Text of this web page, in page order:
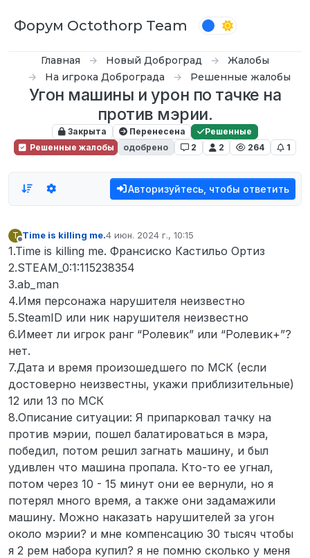
Форум Octothorp Team
Главная Новый Доброград
Жалобы
На игрока Доброграда
Решенные жалобы
Угон машины и урон по тачке на
против мэрии.
Закрыта Перенесена
Решенные
Решенные жалобы
одобрено 2 2 264 1
Авторизуйтесь, чтобы ответить
T
Не в сети
Time is killing me.4 июн. 2024 г., 10:15
отредактировано
1.Time is killing me. Франсиско Кастильо Ортиз
2.STEAM_0:1:115238354
3.ab_man
4.Имя персонажа нарушителя неизвестно
5.SteamID или ник нарушителя неизвестно
6.Имеет ли игрок ранг “Ролевик” или “Ролевик+”?
нет.
7.Дата и время произошедшего по МСК (если
достоверно неизвестны, укажи приблизительные)
12 или 13 по МСК
8.Описание ситуации: Я припарковал тачку на
против мэрии, пошел балатироваться в мэра,
победил, потом решил загнать машину, и был
удивлен что машина пропала. Кто-то ее угнал,
потом через 10 - 15 минут они ее вернули, но я
потерял много время, а также они задамажили
машину. Можно наказать нарушителей за угон
около мэрии? и мне компенсацию 30 тысяч чтобы
я 2 рем набора купил? я не помню сколько у меня